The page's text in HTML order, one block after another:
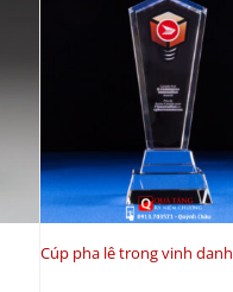
Cúp pha lê trong vinh danh